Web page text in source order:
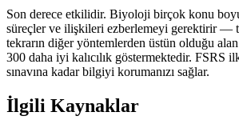
Son derece etkilidir. Biyoloji birçok konu
süreçler ve ilişkileri ezberlemeyi gerektirir —
tekrarın diğer yöntemlerden üstün olduğu
300 daha iyi kalıcılık göstermektedir. FSRS
sınavına kadar bilgiyi korumanızı sağlar.
İlgili Kaynaklar